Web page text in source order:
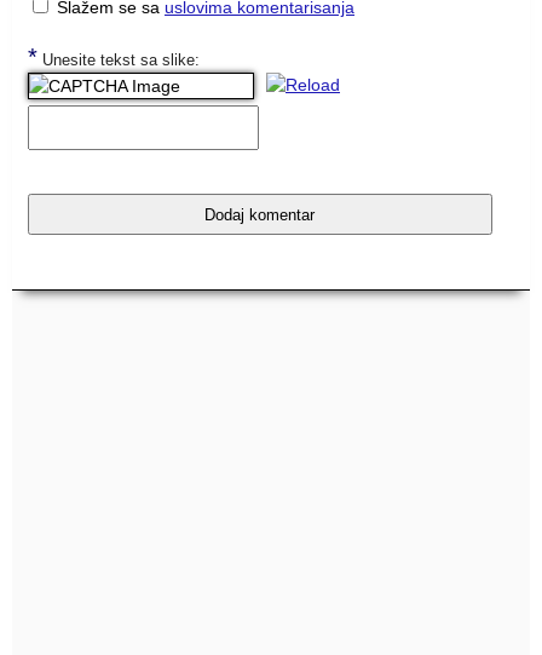
Slažem se sa uslovima komentarisanja
* Unesite tekst sa slike: